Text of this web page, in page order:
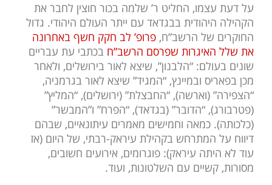
על דעת עצמו, החליט ר’ שלמה בכור חוצין לחבר את
הקהילה היהודית בבגדאד עם ייתר העולם היהודי. גדול
החוקרים של הרשב”ח, פרופ’ לב חקק חשף באחרונה
את שלל האיגרות שפרסם הרשב”ח בכתבי עת עבריים
שונים בעולם: “הלבנון”, שיצא לאור בירושלים, ולאחר
מכן בפאריס ובמיינץ, “המגיד” שיצא לאור בגרמניה,
“הצפירה” (וארשה), “החבצלת” (ירושלים), “המליץ”
(פטרבורג), “הדובר” (בגדאד), “הפרח” ו”המבשר”
(כלכותה). כמאה וחמישים מאמרים עיתונאיים, שבהם
דיווח על המתרחש בקהילת עיראק-רבתי, של היום (אז
עוד לא היתה עיראק): פוגרומים, אירועים חשובים,
מסורות, קשיים עם השלטונות, ועוד.